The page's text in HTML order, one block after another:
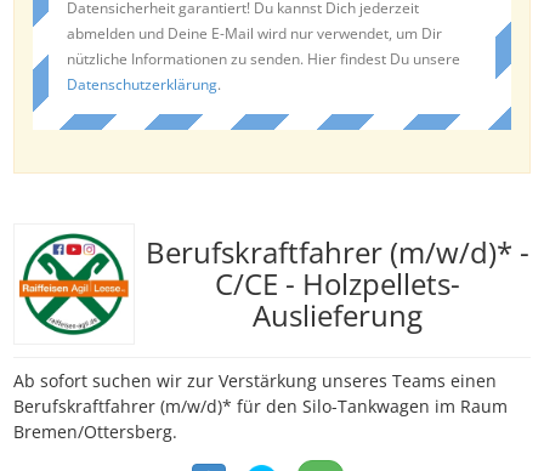
Datensicherheit garantiert! Du kannst Dich jederzeit
abmelden und Deine E-Mail wird nur verwendet, um Dir
nützliche Informationen zu senden. Hier findest Du unsere
Datenschutzerklärung.
Berufskraftfahrer (m/w/d)* -
C/CE - Holzpellets-
Auslieferung
Ab sofort suchen wir zur Verstärkung unseres Teams einen
Berufskraftfahrer (m/w/d)* für den Silo-Tankwagen im Raum
Bremen/Ottersberg.